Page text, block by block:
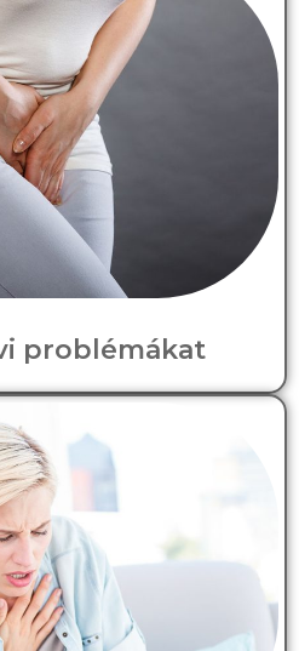
problémákat